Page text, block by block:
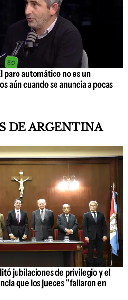
paro automático no es un
aún cuando se anuncia a pocas
DE ARGENTINA
jubilaciones de privilegio y el
que los jueces "fallaron en